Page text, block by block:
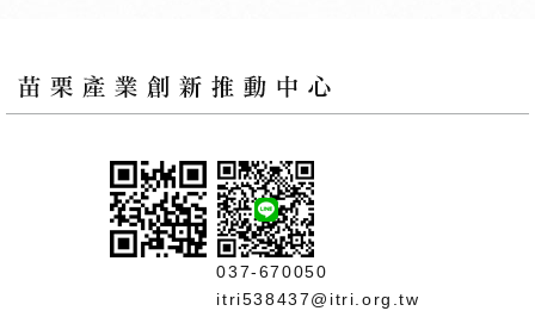
037-670050
itri538437@itri.org.tw